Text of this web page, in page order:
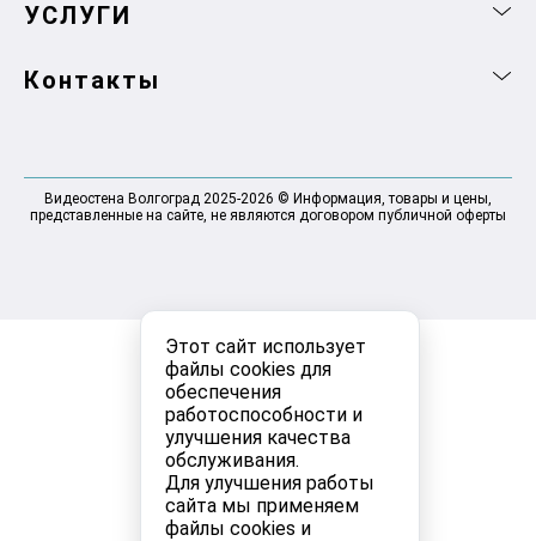
Этот сайт использует
файлы cookies для
обеспечения
работоспособности и
улучшения качества
обслуживания.
Для улучшения работы
сайта мы применяем
файлы cookies и
УСЛУГИ
Контакты
Видеостена Волгоград 2025-2026 © Информация, товары и цены,
представленные на сайте, не являются договором публичной оферты